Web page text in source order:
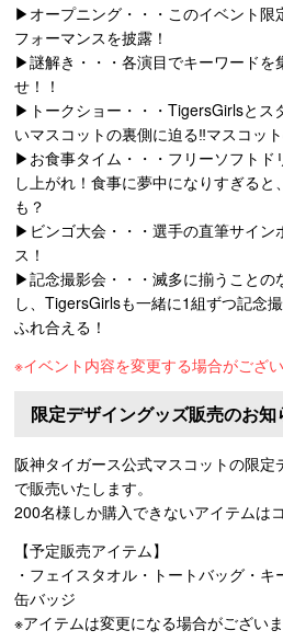
▶オープニング・・・このイベント限
フォーマンスを披露！
▶謎解き・・・各演目でキーワードを
せ！！
▶トークショー・・・TigersGirlsとス
いマスコットの裏側に迫る‼マスコッ
▶お食事タイム・・・フリーソフトド
し上がれ！食事に夢中になりすぎる
も？
▶ビンゴ大会・・・選手の直筆サイン
ス！
▶記念撮影会・・・滅多に揃うことの
し、TigersGirlsも一緒に1組ずつ記念
ふれ合える！
※イベント内容を変更する場合がござい
限定デザイングッズ販売のお知
阪神タイガース公式マスコットの限定
で販売いたします。
200名様しか購入できないアイテムは
【予定販売アイテム】
・フェイスタオル・トートバッグ・
缶バッジ
※アイテムは変更になる場合がございま